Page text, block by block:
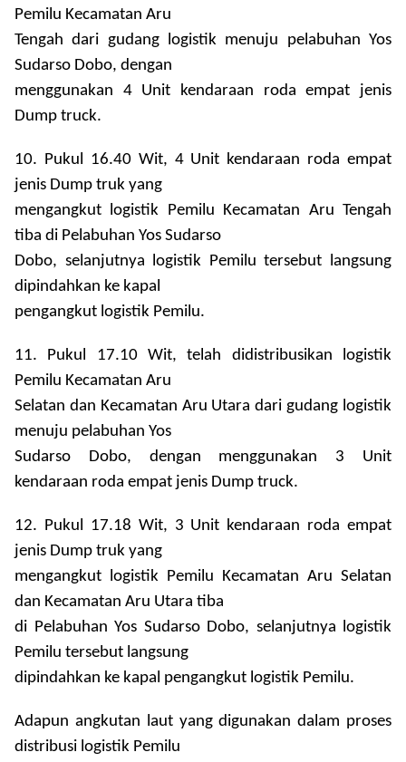
Pemilu Kecamatan Aru
Tengah dari gudang logistik menuju pelabuhan Yos
Sudarso Dobo, dengan
menggunakan 4 Unit kendaraan roda empat jenis
Dump truck.
10. Pukul 16.40 Wit, 4 Unit kendaraan roda empat
jenis Dump truk yang
mengangkut logistik Pemilu Kecamatan Aru Tengah
tiba di Pelabuhan Yos Sudarso
Dobo, selanjutnya logistik Pemilu tersebut langsung
dipindahkan ke kapal
pengangkut logistik Pemilu.
11. Pukul 17.10 Wit, telah didistribusikan logistik
Pemilu Kecamatan Aru
Selatan dan Kecamatan Aru Utara dari gudang logistik
menuju pelabuhan Yos
Sudarso Dobo, dengan menggunakan 3 Unit
kendaraan roda empat jenis Dump truck.
12. Pukul 17.18 Wit, 3 Unit kendaraan roda empat
jenis Dump truk yang
mengangkut logistik Pemilu Kecamatan Aru Selatan
dan Kecamatan Aru Utara tiba
di Pelabuhan Yos Sudarso Dobo, selanjutnya logistik
Pemilu tersebut langsung
dipindahkan ke kapal pengangkut logistik Pemilu.
Adapun angkutan laut yang digunakan dalam proses
distribusi logistik Pemilu